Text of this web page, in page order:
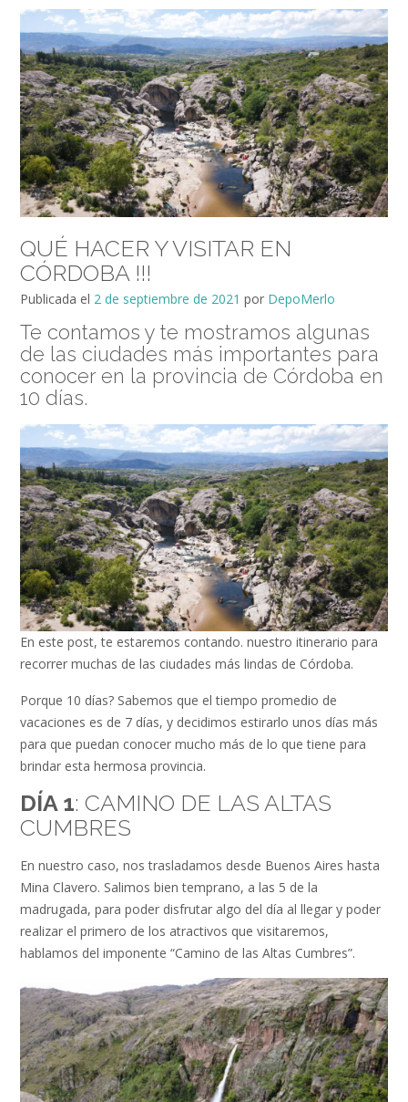
QUÉ HACER Y VISITAR EN
CÓRDOBA !!!
Publicada el 2 de septiembre de 2021 por DepoMerlo
Te contamos y te mostramos algunas
de las ciudades más importantes para
conocer en la provincia de Córdoba en
10 días.
En este post, te estaremos contando. nuestro itinerario para
recorrer muchas de las ciudades más lindas de Córdoba.
Porque 10 días? Sabemos que el tiempo promedio de
vacaciones es de 7 días, y decidimos estirarlo unos días más
para que puedan conocer mucho más de lo que tiene para
brindar esta hermosa provincia.
DÍA 1: CAMINO DE LAS ALTAS
CUMBRES
En nuestro caso, nos trasladamos desde Buenos Aires hasta
Mina Clavero. Salimos bien temprano, a las 5 de la
madrugada, para poder disfrutar algo del día al llegar y poder
realizar el primero de los atractivos que visitaremos,
hablamos del imponente “Camino de las Altas Cumbres”.